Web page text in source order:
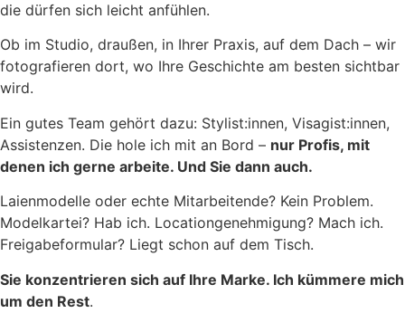
die dürfen sich leicht anfühlen.
Ob im Studio, draußen, in Ihrer Praxis, auf dem Dach – wir
fotografieren dort, wo Ihre Geschichte am besten sichtbar
wird.
Ein gutes Team gehört dazu: Stylist:innen, Visagist:innen,
Assistenzen. Die hole ich mit an Bord – nur Profis, mit
denen ich gerne arbeite. Und Sie dann auch.
Laienmodelle oder echte Mitarbeitende? Kein Problem.
Modelkartei? Hab ich. Locationgenehmigung? Mach ich.
Freigabeformular? Liegt schon auf dem Tisch.
Sie konzentrieren sich auf Ihre Marke. Ich kümmere mich
um den Rest.